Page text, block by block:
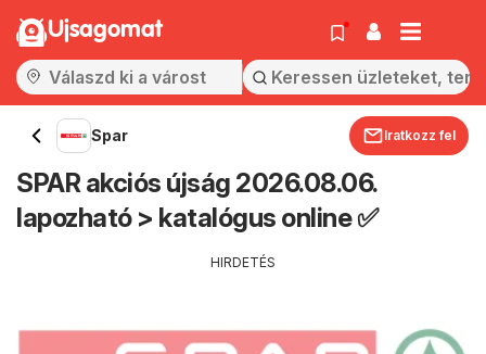
Ujsagomat
Spar Iratkozz fel
SPAR akciós újság 2026.08.06.
lapozható > katalógus online ✅
HIRDETÉS